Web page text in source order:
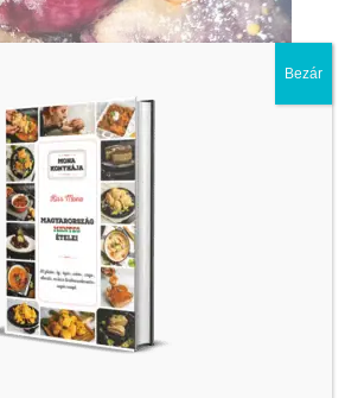
Bezár